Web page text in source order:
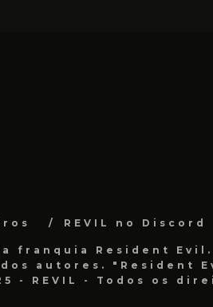
REVIL no Discord
franquia Resident Evil.
autores. "Resident
- REVIL - Todos os